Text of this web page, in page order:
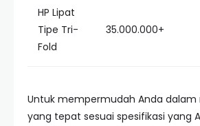
HP Lipat
Tipe Tri-
Fold
35.000.000+
Untuk mempermudah Anda
yang tepat sesuai spesifikasi yang